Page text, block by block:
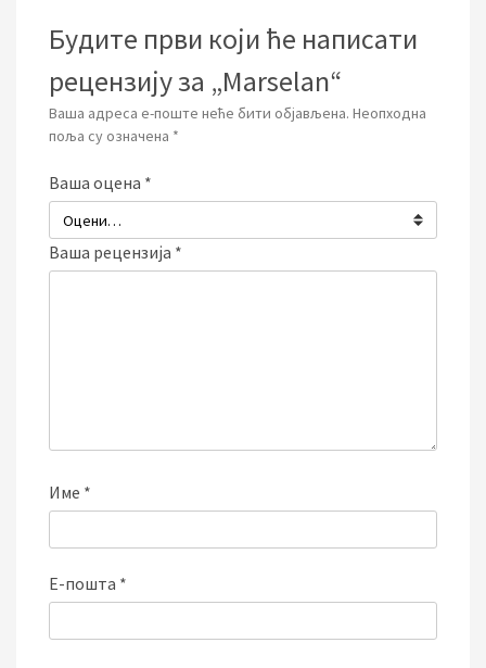
Будите први који ће написати
рецензију за „Marselan“
Ваша адреса е-поште неће бити објављена. Неопходна
поља су означена *
Ваша оцена *
Ваша рецензија *
Име *
Е-пошта *